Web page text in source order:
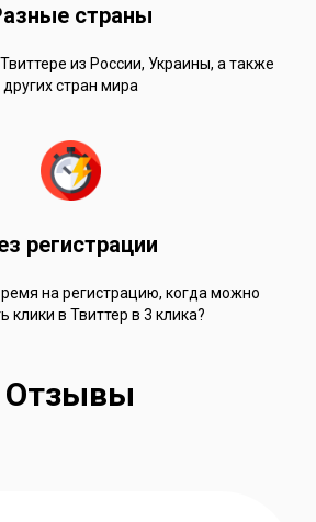
страны
из России, Украины, а также
других стран мира
регистрации
на регистрацию, когда можно
клики в Твиттер в 3 клика?
Отзывы